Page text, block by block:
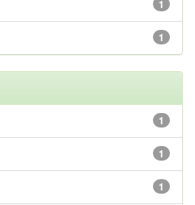
1
1
1
1
1